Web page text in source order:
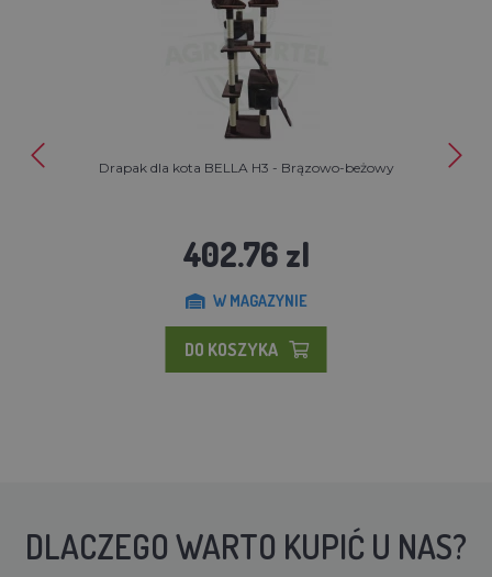
Drapak dla kota BELLA H3 - Brązowo-beżowy
402.76 zl
W MAGAZYNIE
DO KOSZYKA
DLACZEGO WARTO KUPIĆ U NAS?